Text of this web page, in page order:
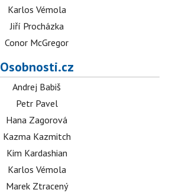
Karlos Vémola
Jiří Procházka
Conor McGregor
Osobnosti.cz
Andrej Babiš
Petr Pavel
Hana Zagorová
Kazma Kazmitch
Kim Kardashian
Karlos Vémola
Marek Ztracený